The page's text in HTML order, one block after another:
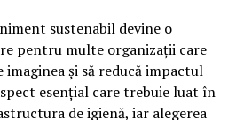
numărul mare de aprobări
o gamă de uleiuri dezvoltate
sustenabil devine o
pentru multe organizații care
imaginea și să reducă impactul
esențial care trebuie luat în
de igienă, iar alegerea